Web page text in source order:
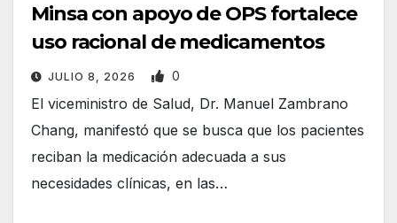
Minsa con apoyo de OPS fortalece
uso racional de medicamentos
JULIO 8, 2026 0
El viceministro de Salud, Dr. Manuel Zambrano
Chang, manifestó que se busca que los pacientes
reciban la medicación adecuada a sus
necesidades clínicas, en las…